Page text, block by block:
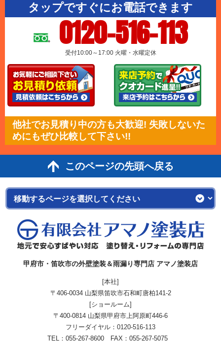
タップですぐにお電話できます
0120-516-113
受付10:00～17:00 火曜・水曜定休
他社でお見積り中の方も大歓迎! 失敗しないた
めにもぜひ比較して下さい!!
このページの先頭へ戻る
甲府市・笛吹市の外壁塗装＆雨漏り専門店 アマノ塗装店
[本社]
〒406-0034 山梨県笛吹市石和町唐柏141-2
[ショールーム]
〒400-0814 山梨県甲府市上阿原町446-6
フリーダイヤル： 0120-516-113
TEL：055-267-8600 FAX：055-267-5075